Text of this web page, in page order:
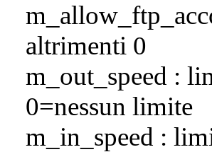
altrimenti 0
m_out_speed :
0=nessun limite
m_in_speed :